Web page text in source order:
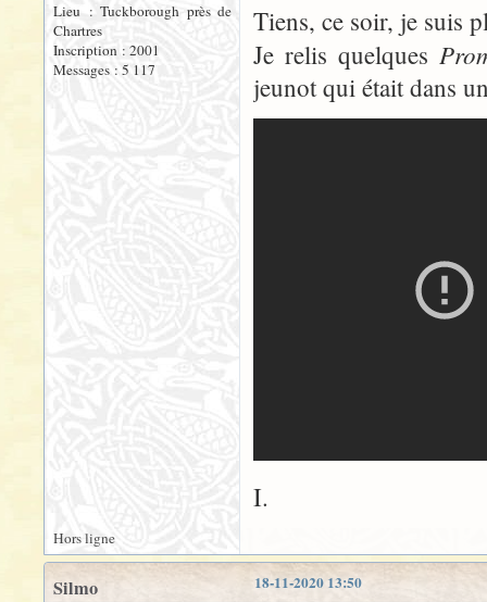
Lieu : Tuckborough près de
Chartres
Inscription : 2001
Messages : 5 117
Tiens, ce soir, je suis
Je relis quelques
jeunot qui était dans
I.
Hors ligne
18-11-2020 13:50
Silmo